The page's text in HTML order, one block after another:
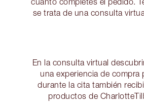
se trata de una consulta
En la consulta virtual
una experiencia de
durante la cita también
productos de